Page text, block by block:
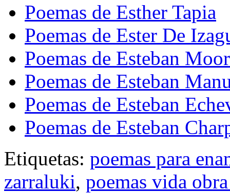
Poemas de Esther Tapia
Poemas de Ester De
Poemas de Esteban
Poemas de Esteban
Poemas de Esteban
Poemas de Esteban
Etiquetas: poemas para
zarraluki, poemas vida